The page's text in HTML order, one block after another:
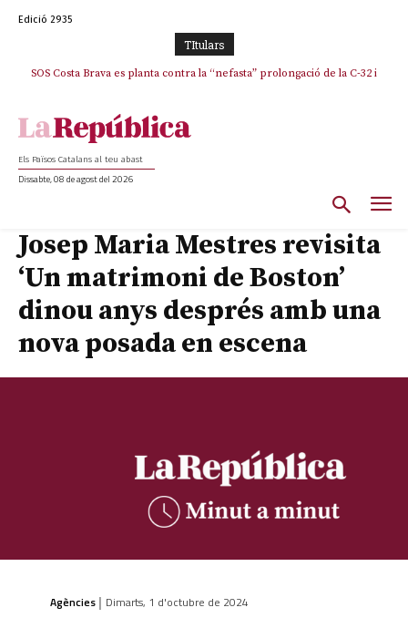
Edició 2935
TItulars
SOS Costa Brava es planta contra la “nefasta” prolongació de la C-32 i
Els Països Catalans al teu abast
Dissabte, 08 de agost del 2026
Josep Maria Mestres revisita
‘Un matrimoni de Boston’
dinou anys després amb una
nova posada en escena
Agències | Dimarts, 1 d'octubre de 2024